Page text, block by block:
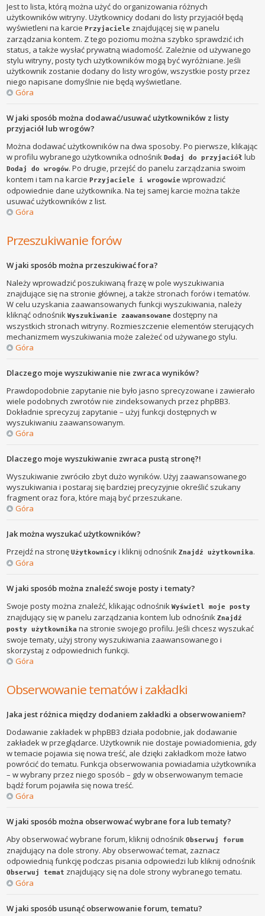
Jest to lista, którą można użyć do organizowania różnych
użytkowników witryny. Użytkownicy dodani do listy przyjaciół będą
wyświetleni na karciePrzyjaciele znajdującej się w panelu
zarządzania kontem. Z tego poziomu można szybko sprawdzić ich
status, a także wysłać prywatną wiadomość. Zależnie od używanego
stylu witryny, posty tych użytkowników mogą być wyróżniane. Jeśli
użytkownik zostanie dodany do listy wrogów, wszystkie posty przez
niego napisane domyślnie nie będą wyświetlane.
Góra
W jaki sposób można dodawać/usuwać użytkowników z listy
przyjaciół lub wrogów?
Można dodawać użytkowników na dwa sposoby. Po pierwsze, klikając
w profilu wybranego użytkownika odnośnikDodaj do przyjaciół lub
Dodaj do wrogów. Po drugie, przejść do panelu zarządzania swoim
kontem i tam na karciePrzyjaciele i wrogowie wprowadzić
odpowiednie dane użytkownika. Na tej samej karcie można także
usuwać użytkowników z list.
Góra
Przeszukiwanie forów
W jaki sposób można przeszukiwać fora?
Należy wprowadzić poszukiwaną frazę w pole wyszukiwania
znajdujące się na stronie głównej, a także stronach forów i tematów.
W celu uzyskania zaawansowanych funkcji wyszukiwania, należy
kliknąć odnośnikWyszukiwanie zaawansowane dostępny na
wszystkich stronach witryny. Rozmieszczenie elementów sterujących
mechanizmem wyszukiwania może zależeć od używanego stylu.
Góra
Dlaczego moje wyszukiwanie nie zwraca wyników?
Prawdopodobnie zapytanie nie było jasno sprecyzowane i zawierało
wiele podobnych zwrotów nie zindeksowanych przez phpBB3.
Dokładnie sprecyzuj zapytanie – użyj funkcji dostępnych w
wyszukiwaniu zaawansowanym.
Góra
Dlaczego moje wyszukiwanie zwraca pustą stronę?!
Wyszukiwanie zwróciło zbyt dużo wyników. Użyj zaawansowanego
wyszukiwania i postaraj się bardziej precyzyjnie określić szukany
fragment oraz fora, które mają być przeszukane.
Góra
Jak można wyszukać użytkowników?
Przejdź na stronęUżytkownicy i kliknij odnośnikZnajdź użytkownika.
Góra
W jaki sposób można znaleźć swoje posty i tematy?
Swoje posty można znaleźć, klikając odnośnikWyświetl moje posty
znajdujący się w panelu zarządzania kontem lub odnośnikZnajdź
posty użytkownika na stronie swojego profilu. Jeśli chcesz wyszukać
swoje tematy, użyj strony wyszukiwania zaawansowanego i
skorzystaj z odpowiednich funkcji.
Góra
Obserwowanie tematów i zakładki
Jaka jest różnica między dodaniem zakładki a obserwowaniem?
Dodawanie zakładek w phpBB3 działa podobnie, jak dodawanie
zakładek w przeglądarce. Użytkownik nie dostaje powiadomienia, gdy
w temacie pojawia się nowa treść, ale dzięki zakładkom może łatwo
powrócić do tematu. Funkcja obserwowania powiadamia użytkownika
– w wybrany przez niego sposób – gdy w obserwowanym temacie
bądź forum pojawiła się nowa treść.
Góra
W jaki sposób można obserwować wybrane fora lub tematy?
Aby obserwować wybrane forum, kliknij odnośnikObserwuj forum
znajdujący na dole strony. Aby obserwować temat, zaznacz
odpowiednią funkcję podczas pisania odpowiedzi lub kliknij odnośnik
Obserwuj temat znajdujący się na dole strony wybranego tematu.
Góra
W jaki sposób usunąć obserwowanie forum, tematu?